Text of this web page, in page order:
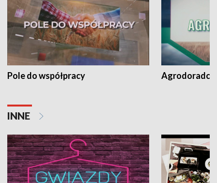
Pole do współpracy Agrodoradcy
INNE